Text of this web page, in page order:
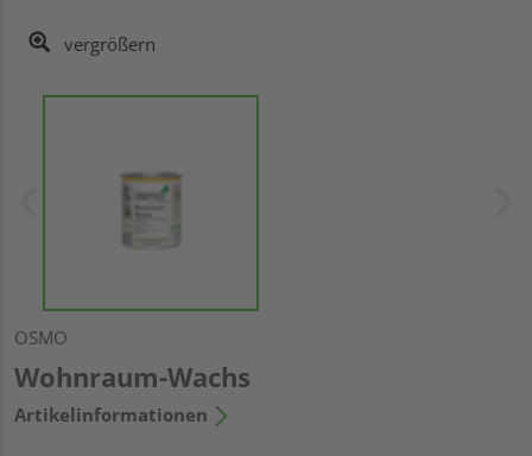
vergrößern
OSMO
Wohnraum-Wachs
Artikelinformationen